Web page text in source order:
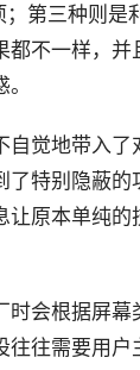
第三种则是
不一样，
觉地带入
特别隐蔽
原本单纯
会根据屏
往需要用